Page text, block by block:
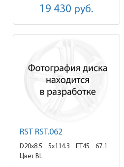
19 430 руб.
RST RST.062
D20x8.5 5x114.3 ET45
67.1
Цвет BL